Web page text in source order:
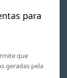
para
que
geradas pela